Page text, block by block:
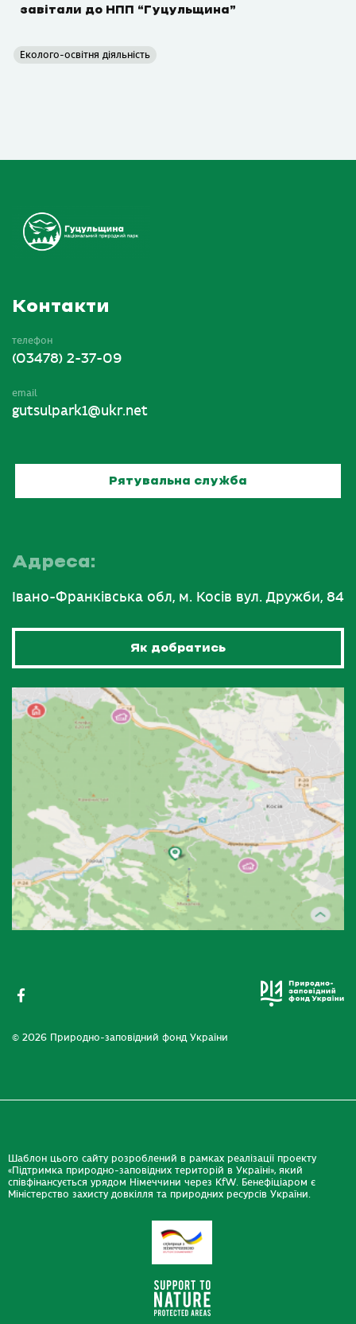
завітали до НПП “Гуцульщина”
Еколого-освітня діяльність
Контакти
телефон
(03478) 2-37-09
email
gutsulpark1@ukr.net
Рятувальна служба
Адреса:
Івано-Франківська обл, м. Косів вул. Дружби, 84
Як добратись
© 2026 Природно-заповідний фонд України
Шаблон цього сайту розроблений в рамках реалізації проекту
«Підтримка природно-заповідних територій в Україні», який
співфінансується урядом Німеччини через KfW. Бенефіціаром є
Міністерство захисту довкілля та природних ресурсів України.